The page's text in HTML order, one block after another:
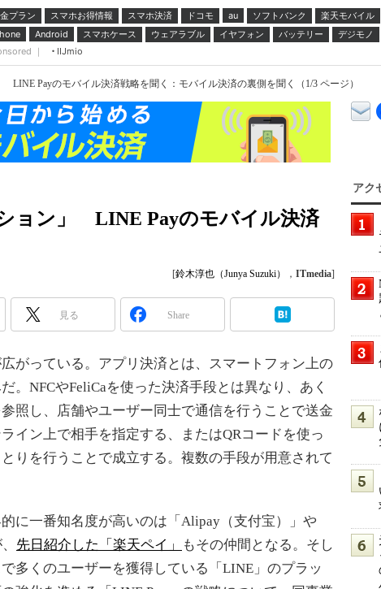
プラン スマホお得情報 スマホ決済 ドコモ au ソフトバンク
楽天モバイル
Android スマホケース ウェアラブル イヤフォン バッテリー デジモノ
｜
IIJmio
LINE Payのモバイル決済戦略を聞く：モバイル決済の裏側を聞く（1/3 ページ）
ョン」 LINE Payのモバイル決済
[鈴木淳也（Junya Suzuki） ， ITmedia]
見る Share
がっている。アプリ決済とは、スマートフォン上の
。NFCやFeliCaを使った決済手段とは異なり、あく
照し、店舗やユーザー同士で通信を行うことで送金
イン上で相手を指定する、またはQRコードを使っ
りを行うことで成立する。複数の手段が用意されて
に一番知名度が高いのは「Alipay（支付宝）」や
先日紹介した「楽天ペイ」
もその仲間となる。そし
多くのユーザーを獲得している「LINE」のプラッ
アク